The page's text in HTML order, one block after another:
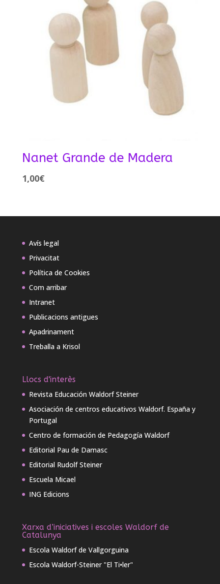
Nanet Grande de Madera
1,00€
Avís legal
Privacitat
Política de Cookies
Com arribar
Intranet
Publicacions antigues
Apadrinament
Treballa a Krisol
Llocs d'interès
Revista Educación Waldorf Steiner
Asociación de centros educativos Waldorf. España y
Portugal
Centro de formación de Pedagogía Waldorf
Editorial Pau de Damasc
Editorial Rudolf Steiner
Escuela Micael
ING Edicions
Xarxa d’iniciatives i escoles Waldorf de
Catalunya
Escola Waldorf de Vallgorguina
Escola Waldorf-Steiner "El Ti•ler"